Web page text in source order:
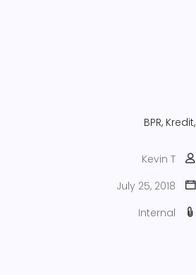
BPR, Kredit,
Kevin T
July 25, 2018
Internal